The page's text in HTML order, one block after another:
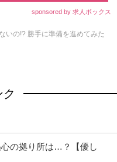
sponsored by 求人ボックス
いの!? 勝手に準備を進めてみた
ク
の拠り所は…？【優し